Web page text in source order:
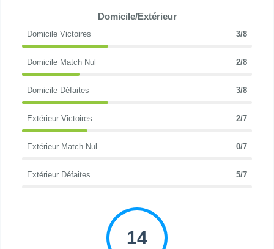
Domicile/Extérieur
Domicile Victoires 3/8
Domicile Match Nul 2/8
Domicile Défaites 3/8
Extérieur Victoires 2/7
Extérieur Match Nul 0/7
Extérieur Défaites 5/7
14